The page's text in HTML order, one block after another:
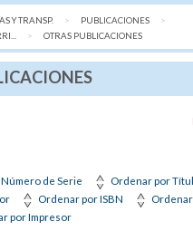
Y TRANSP.
PUBLICACIONES
AQUÍ:
OTRAS PUBLICACIONES
de Serie
Ordenar por
Ordenar por ISBN
por Impresor